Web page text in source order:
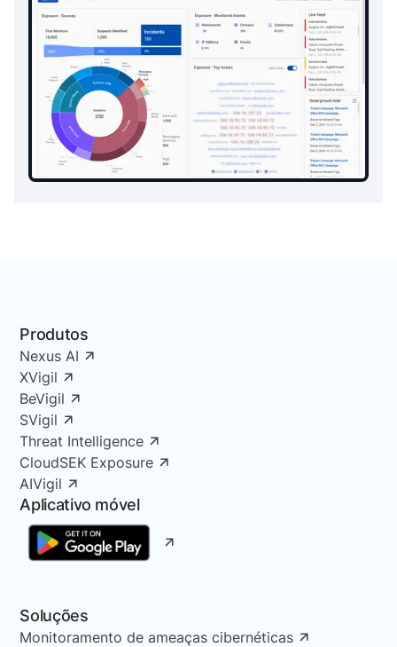
Produtos
Nexus AI
XVigil
BeVigil
SVigil
Threat Intelligence
CloudSEK Exposure
AIVigil
Aplicativo móvel
Soluções
Monitoramento de ameaças cibernéticas